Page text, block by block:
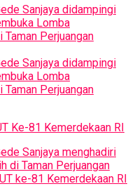
Ke-81 Kemerdekaan RI